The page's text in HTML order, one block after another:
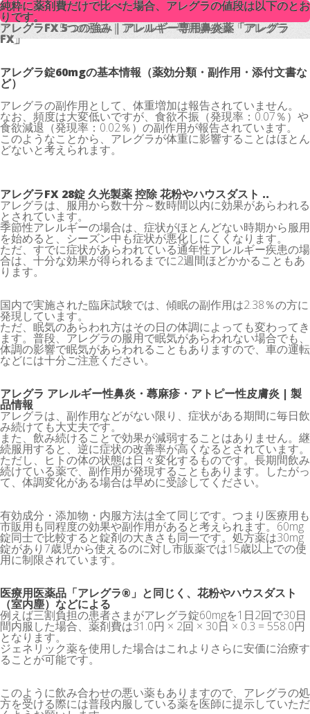
純粋に薬剤費だけで比べた場合、アレグラの値段は以下のとお
りです。
アレグラFX 5つの強み｜アレルギー専用鼻炎薬「アレグラ
FX」
アレグラ錠60mgの基本情報（薬効分類・副作用・添付文書な
ど）
アレグラの副作用として、体重増加は報告されていません。
なお、頻度は大変低いですが、食欲不振（発現率：0.07％）や
食欲減退（発現率：0.02％）の副作用が報告されています。
このようなことから、アレグラが体重に影響することはほとん
どないと考えられます。
アレグラFX 28錠 久光製薬 控除 花粉やハウスダスト ..
アレグラは、服用から数十分～数時間以内に効果があらわれる
とされています。
季節性アレルギーの場合は、症状がほとんどない時期から服用
を始めると、シーズン中も症状が悪化しにくくなります。
ただ、すでに症状があらわれている通年性アレルギー疾患の場
合は、十分な効果が得られるまでに2週間ほどかかることもあ
ります。
国内で実施された臨床試験では、傾眠の副作用は2.38％の方に
発現しています。
ただ、眠気のあらわれ方はその日の体調によっても変わってき
ます。普段、アレグラの服用で眠気があらわれない場合でも、
体調の影響で眠気があらわれることもありますので、車の運転
などには十分ご注意ください。
アレグラ アレルギー性鼻炎・蕁麻疹・アトピー性皮膚炎 | 製
品情報
アレグラは、副作用などがない限り、症状がある期間に毎日飲
み続けても大丈夫です。
また、飲み続けることで効果が減弱することはありません。継
続服用すると、逆に症状の改善率が高くなるとされています。
ただし、ヒトの体の状態は日々変化するものです。長期間飲み
続けている薬で、副作用が発現することもあります。したがっ
て、体調変化がある場合は早めに受診してください。
有効成分・添加物・内服方法は全て同じです。つまり医療用も
市販用も同程度の効果や副作用があると考えられます。60mg
錠同士で比較すると錠剤の大きさも同一です。処方薬は30mg
錠があり7歳児から使えるのに対し市販薬では15歳以上での使
用に制限されています。
医療用医薬品「アレグラ®」と同じく、花粉やハウスダスト
（室内塵）などによる
例えば三割負担の患者さまがアレグラ錠60mgを1日2回で30日
間内服した場合、薬剤費は31.0円 × 2回 × 30日 × 0.3 = 558.0円
となります。
ジェネリック薬を使用した場合はこれよりさらに安価に治療す
ることが可能です。
このように飲み合わせの悪い薬もありますので、アレグラの処
方を受ける際には普段内服している薬を医師に提示していただ
純粋に薬剤費だけで比べた場合、アレグラの値段は以下のとお
りです。
アレグラFX 5つの強み｜アレルギー専用鼻炎薬「アレグラ
FX」